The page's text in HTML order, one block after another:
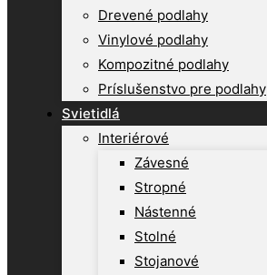
Drevené podlahy
Vinylové podlahy
Kompozitné podlahy
Príslušenstvo pre podlahy
Svietidlá
Interiérové
Závesné
Stropné
Nástenné
Stolné
Stojanové